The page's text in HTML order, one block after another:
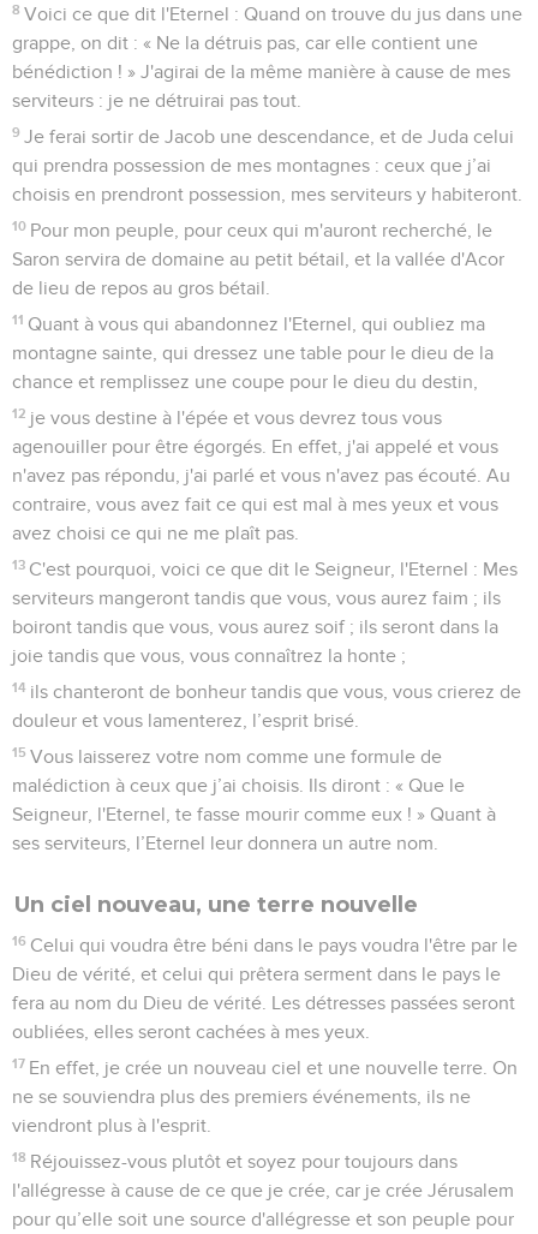
8 Voici ce que dit l'Eternel : Quand on trouve du jus dans une
grappe, on dit : « Ne la détruis pas, car elle contient une
bénédiction ! » J'agirai de la même manière à cause de mes
serviteurs : je ne détruirai pas tout.
9 Je ferai sortir de Jacob une descendance, et de Juda celui
qui prendra possession de mes montagnes : ceux que j’ai
choisis en prendront possession, mes serviteurs y habiteront.
10 Pour mon peuple, pour ceux qui m'auront recherché, le
Saron servira de domaine au petit bétail, et la vallée d'Acor
de lieu de repos au gros bétail.
11 Quant à vous qui abandonnez l'Eternel, qui oubliez ma
montagne sainte, qui dressez une table pour le dieu de la
chance et remplissez une coupe pour le dieu du destin,
12 je vous destine à l'épée et vous devrez tous vous
agenouiller pour être égorgés. En effet, j'ai appelé et vous
n'avez pas répondu, j'ai parlé et vous n'avez pas écouté. Au
contraire, vous avez fait ce qui est mal à mes yeux et vous
avez choisi ce qui ne me plaît pas.
13 C'est pourquoi, voici ce que dit le Seigneur, l'Eternel : Mes
serviteurs mangeront tandis que vous, vous aurez faim ; ils
boiront tandis que vous, vous aurez soif ; ils seront dans la
joie tandis que vous, vous connaîtrez la honte ;
14 ils chanteront de bonheur tandis que vous, vous crierez de
douleur et vous lamenterez, l’esprit brisé.
15 Vous laisserez votre nom comme une formule de
malédiction à ceux que j’ai choisis. Ils diront : « Que le
Seigneur, l'Eternel, te fasse mourir comme eux ! » Quant à
ses serviteurs, l’Eternel leur donnera un autre nom.
Un ciel nouveau, une terre nouvelle
16 Celui qui voudra être béni dans le pays voudra l'être par le
Dieu de vérité, et celui qui prêtera serment dans le pays le
fera au nom du Dieu de vérité. Les détresses passées seront
oubliées, elles seront cachées à mes yeux.
17 En effet, je crée un nouveau ciel et une nouvelle terre. On
ne se souviendra plus des premiers événements, ils ne
viendront plus à l'esprit.
18 Réjouissez-vous plutôt et soyez pour toujours dans
l'allégresse à cause de ce que je crée, car je crée Jérusalem
pour qu’elle soit une source d'allégresse et son peuple pour